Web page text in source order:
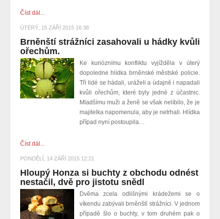
Číst dál...
ÚTERÝ, 15 ZÁŘÍ 2015 16:38
Brněnští strážníci zasahovali u hádky kvůli
ořechům.
Ke kurióznímu konfliktu vyjížděla v úterý
dopoledne hlídka brněnské městské policie.
Tři lidé se hádali, uráželi a údajně i napadali
kvůli ořechům, které byly jedné z účastnic.
Mladšímu muži a ženě se však nelíbilo, že je
majitelka napomenula, aby je netrhali. Hlídka
případ nyní postoupila…
Číst dál...
PONDĚLÍ, 14 ZÁŘÍ 2015 12:21
Hloupý Honza si buchty z obchodu odnést
nestačil, dvě pro jistotu snědl
Dvěma zcela odlišnými krádežemi se o
víkendu zabývali brněnští strážníci. V jednom
případě šlo o buchty, v tom druhém pak o